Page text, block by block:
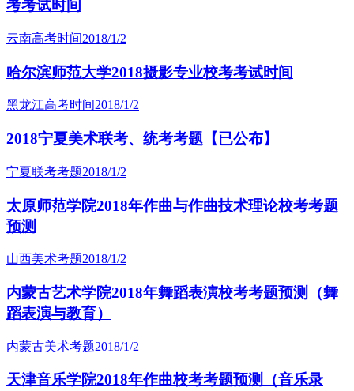
考考试时间
云南高考时间2018/1/2
哈尔滨师范大学2018摄影专业校考考试时间
黑龙江高考时间2018/1/2
2018宁夏美术联考、统考考题【已公布】
宁夏联考考题2018/1/2
太原师范学院2018年作曲与作曲技术理论校考考题
预测
山西美术考题2018/1/2
内蒙古艺术学院2018年舞蹈表演校考考题预测（舞
蹈表演与教育）
内蒙古美术考题2018/1/2
天津音乐学院2018年作曲校考考题预测（音乐录